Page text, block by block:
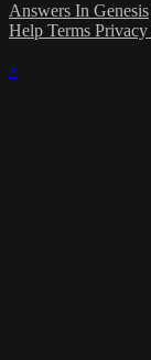
Answers In Genesis
Help Terms Privacy
×